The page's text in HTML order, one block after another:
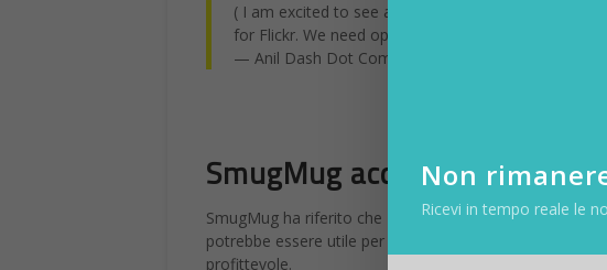
( I am excited to see an independent company
for Flickr. We need open, indie social platforms
— Anil Dash Dot Com (@anildash) 20 aprile 2018
SmugMug acquisizione
SmugMug ha riferito che Flickr conta “oltre100
potrebbe essere utile per SmugMug, che ha
profittevole.
Non
Ricevi in tempo reale le